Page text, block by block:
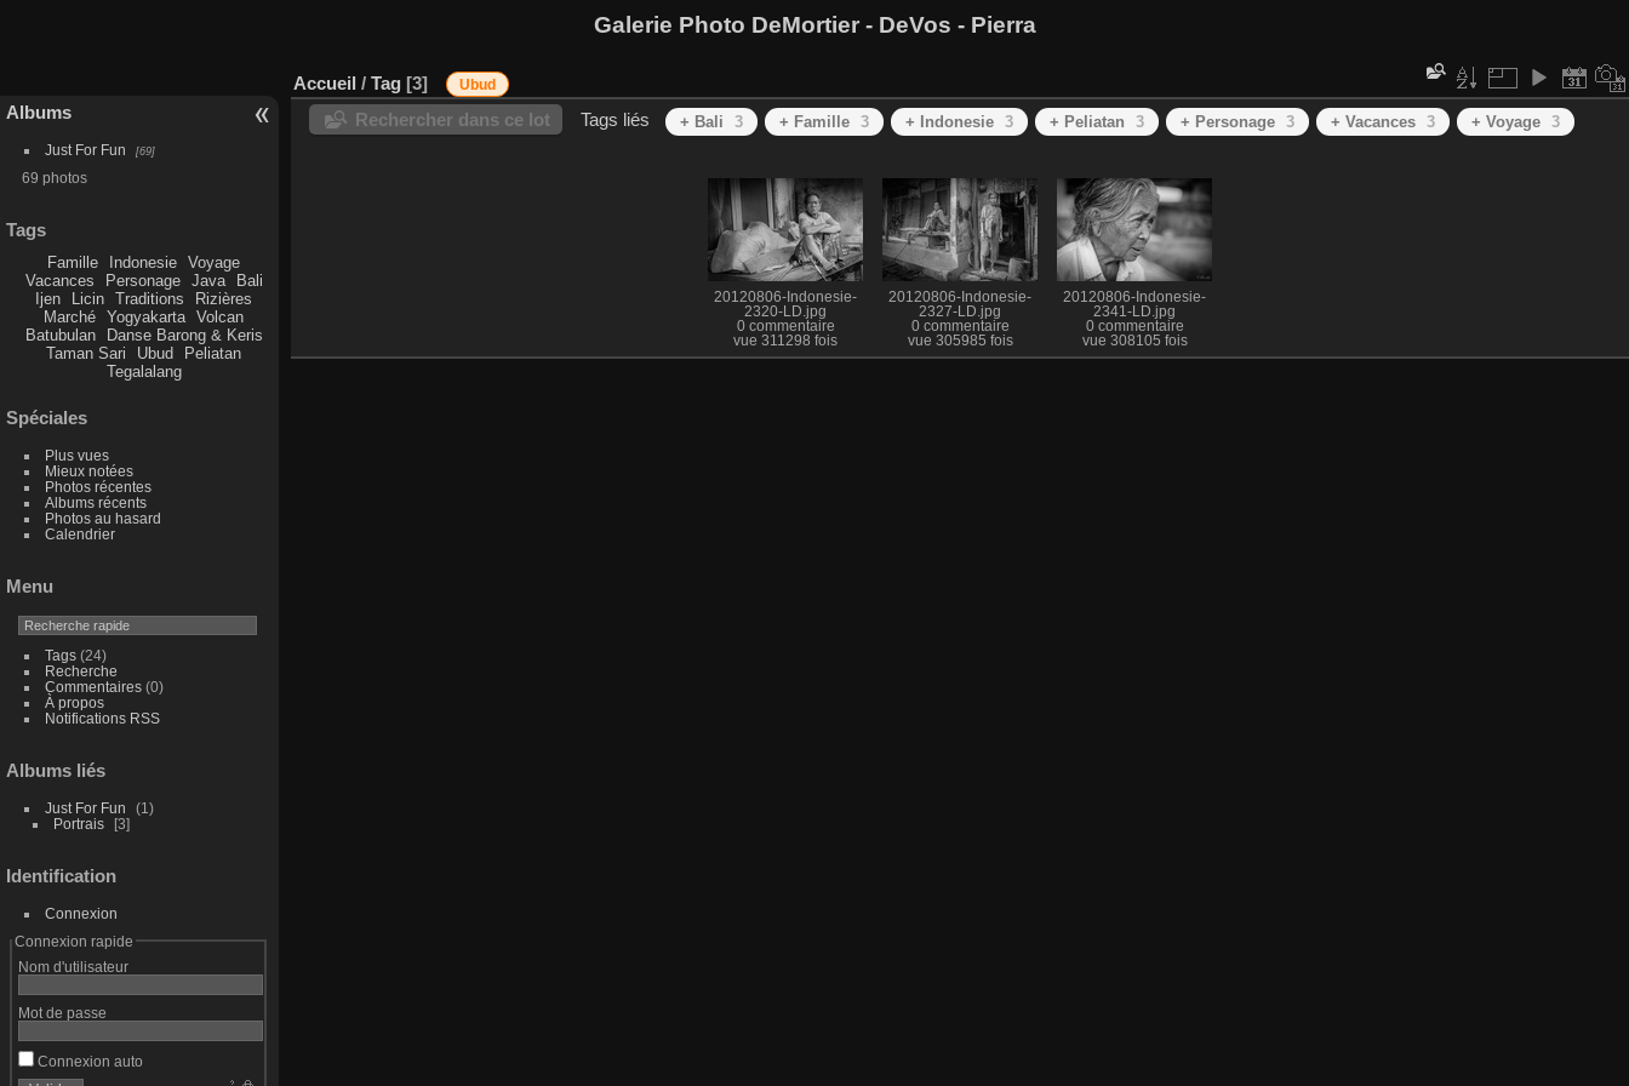
Galerie Photo DeMortier - DeVos - Pierra
Albums
Just For Fun 69
69 photos
Tags
Famille Indonesie
Voyage
Vacances
Personage Java
Bali
Ijen
Licin Traditions
Rizières
Marché
Yogyakarta
Volcan
Batubulan
Danse Barong & Keris
Taman Sari
Ubud
Peliatan
Tegalalang
Spéciales
Plus vues
Mieux notées
Photos récentes
Albums récents
Photos au hasard
Calendrier
Menu
Tags(24)
Recherche
Commentaires(0)
À propos
Notifications RSS
Albums liés
Just For Fun
1
Portrais
3
Identification
Connexion
Connexion rapide
Nom d'utilisateur
Mot de passe
Connexion auto
Accueil / Tag 3 Ubud
Rechercher dans ce lot Tags liés + Bali 3 + Famille 3 + Indonesie 3 + Peliatan 3 + Personage 3 + Vacances 3 + Voyage 3
20120806-Indonesie-
2320-LD.jpg
0 commentaire
vue 311298 fois
20120806-Indonesie-
2327-LD.jpg
0 commentaire
vue 305985 fois
20120806-Indonesie-
2341-LD.jpg
0 commentaire
vue 308105 fois